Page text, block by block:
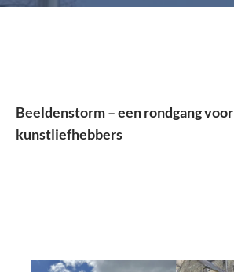
Beeldenstorm – een rondgang voor
kunstliefhebbers